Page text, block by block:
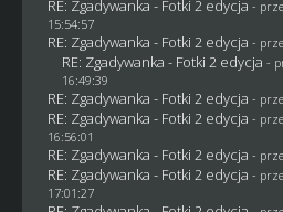
RE: Zgadywanka - Fotki 2 edycja -
15:54:57
RE: Zgadywanka - Fotki 2 edycja -
RE: Zgadywanka - Fotki 2 edycja -
16:49:39
RE: Zgadywanka - Fotki 2 edycja -
RE: Zgadywanka - Fotki 2 edycja -
16:56:01
RE: Zgadywanka - Fotki 2 edycja -
RE: Zgadywanka - Fotki 2 edycja -
17:01:27